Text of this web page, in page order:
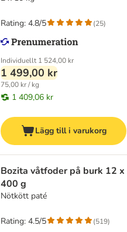
Individuellt 1 524,00 kr
1 499,00 kr
75,00 kr / kg
1 409,06 kr
Rating: 4.8/5 (25)
Lägg till i varukorg
Bozita våtfoder på burk 12 x
400 g
Nötkött paté
Rating: 4.5/5 (519)